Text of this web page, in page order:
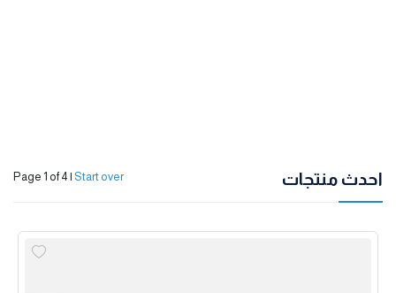
احدث منتجات Page 1 of 4 | Start over